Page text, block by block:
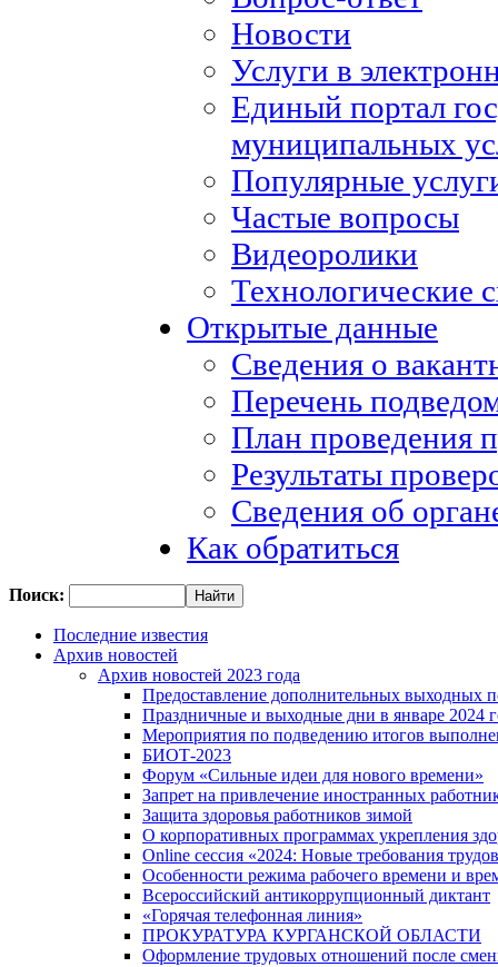
Новости
Услуги в
Единый портал
муниципальных
Популярные
Частые вопросы
Видеоролики
Технологические
Открытые данные
Сведения о
Перечень
План
Результаты
Сведения об
Как обратиться
Поиск:
Последние известия
Архив новостей
Архив новостей 2023 года
Предоставление дополнительных выходных
Праздничные и выходные дни в январе 2024
Мероприятия по подведению итогов
БИОТ-2023
Форум «Сильные идеи для нового времени»
Запрет на привлечение иностранных
Защита здоровья работников зимой
О корпоративных программах укрепления
Оnline сессия «2024: Новые требования
Особенности режима рабочего времени и
Всероссийский антикоррупционный диктант
«Горячая телефонная линия»
ПРОКУРАТУРА КУРГАНСКОЙ ОБЛАСТИ
Оформление трудовых отношений после